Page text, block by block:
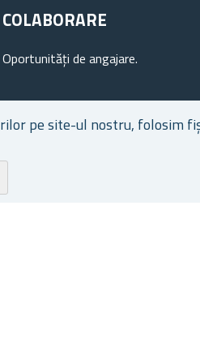
pe site-ul nostru, folosim
COLABORARE
Oportunități de angajare.